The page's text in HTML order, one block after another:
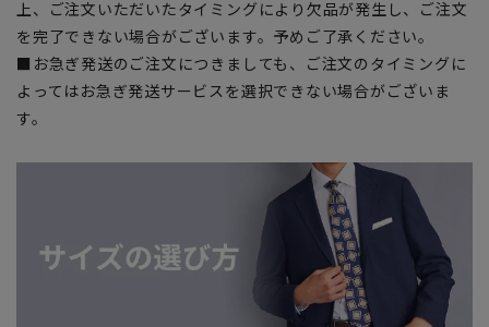
上、ご注文いただいたタイミングにより欠品が発生し、ご注文
を完了できない場合がございます。予めご了承ください。
■お急ぎ発送のご注文につきましても、ご注文のタイミングに
よってはお急ぎ発送サービスを選択できない場合がございま
す。